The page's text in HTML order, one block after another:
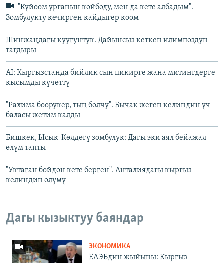
"Күйөөм урганын койбоду, мен да кете албадым".
Зомбулукту кечирген кайдыгер коом
Шинжаңдагы куугунтук. Дайынсыз кеткен илимпоздун
тагдыры
AI: Кыргызстанда бийлик сын пикирге жана митингдерге
кысымды күчөттү
"Рахима боорукер, тың болчу". Бычак жеген келиндин үч
баласы жетим калды
Бишкек, Ысык-Көлдөгү зомбулук: Дагы эки аял бейажал
өлүм тапты
"Уктаган бойдон кете берген". Анталиядагы кыргыз
келиндин өлүмү
Дагы кызыктуу баяндар
ЭКОНОМИКА
ЕАЭБдин жыйыны: Кыргыз